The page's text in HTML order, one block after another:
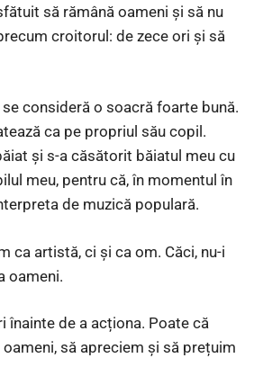
să rămână oameni și să nu
croitorul: de zece ori și să
consideră o soacră foarte bună.
ca pe propriul său copil.
și s-a căsătorit băiatul meu cu
meu, pentru că, în momentul în
de muzică populară.
ca artistă, ci și ca om. Căci, nu-i
oameni.
înainte de a acționa. Poate că
să apreciem și să prețuim